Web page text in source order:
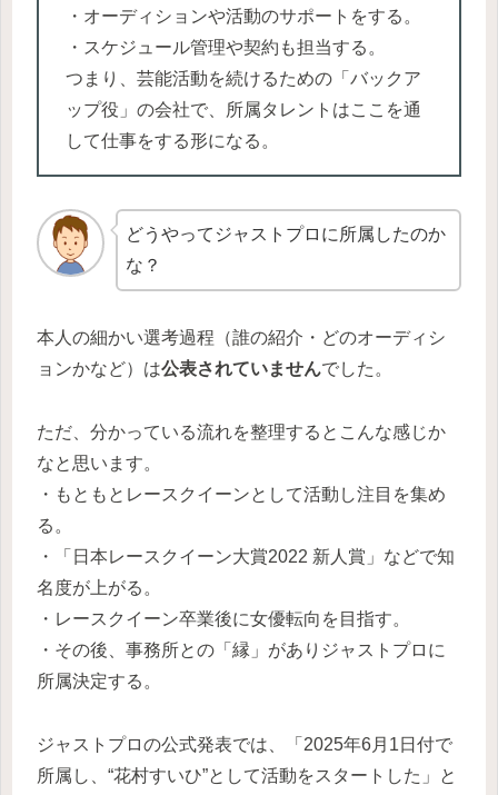
・オーディションや活動のサポートをする。
・スケジュール管理や契約も担当する。
つまり、芸能活動を続けるための「バックア
ップ役」の会社で、所属タレントはここを通
して仕事をする形になる。
どうやってジャストプロに所属したのか
な？
本人の細かい選考過程（誰の紹介・どのオーディシ
ョンかなど）は公表されていませんでした。
ただ、分かっている流れを整理するとこんな感じか
なと思います。
・もともとレースクイーンとして活動し注目を集め
る。
・「日本レースクイーン大賞2022 新人賞」などで知
名度が上がる。
・レースクイーン卒業後に女優転向を目指す。
・その後、事務所との「縁」がありジャストプロに
所属決定する。
ジャストプロの公式発表では、「2025年6月1日付で
所属し、“花村すいひ”として活動をスタートした」と